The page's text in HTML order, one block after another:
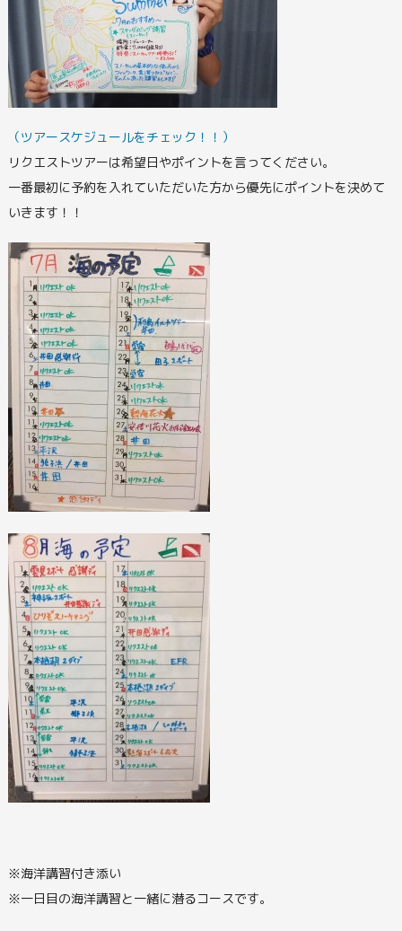
（ツアースケジュールをチェック！！）
リクエストツアーは希望日やポイントを言ってください。
一番最初に予約を入れていただいた方から優先にポイントを決めて
いきます！！
※海洋講習付き添い
※一日目の海洋講習と一緒に潜るコースです。